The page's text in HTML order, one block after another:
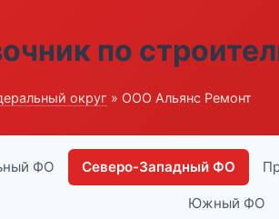
по
округ » ООО Альянс Ремонт
ФО Северо-Западный ФО
Южный ФО